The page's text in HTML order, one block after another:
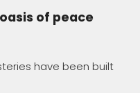
3,500 years
discovery of two